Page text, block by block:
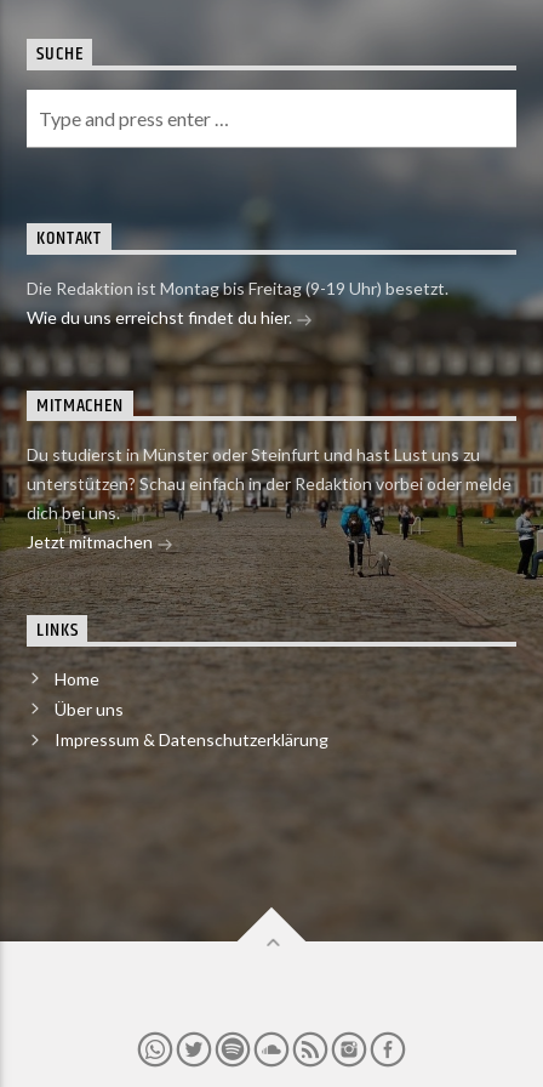
SUCHE
KONTAKT
Die Redaktion ist Montag bis Freitag (9-19 Uhr) besetzt.
Wie du uns erreichst findet du hier.
MITMACHEN
Du studierst in Münster oder Steinfurt und hast Lust uns zu
unterstützen? Schau einfach in der Redaktion vorbei oder melde
dich bei uns.
Jetzt mitmachen
LINKS
Home
Über uns
Impressum & Datenschutzerklärung